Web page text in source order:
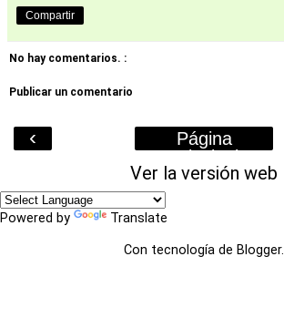
Compartir
No hay comentarios. :
Publicar un comentario
‹
Página
Principal
Ver la versión web
Powered by Translate
Con tecnología de Blogger.